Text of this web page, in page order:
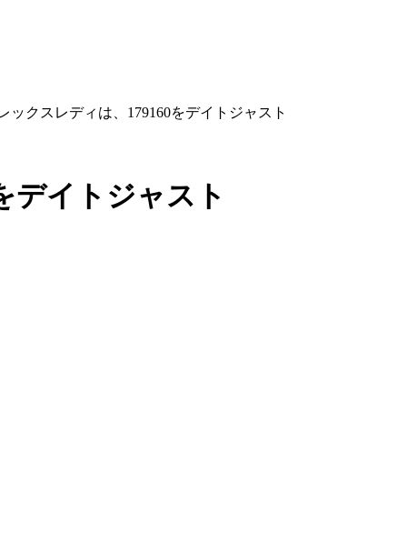
ックスレディは、179160をデイトジャスト
デイトジャスト